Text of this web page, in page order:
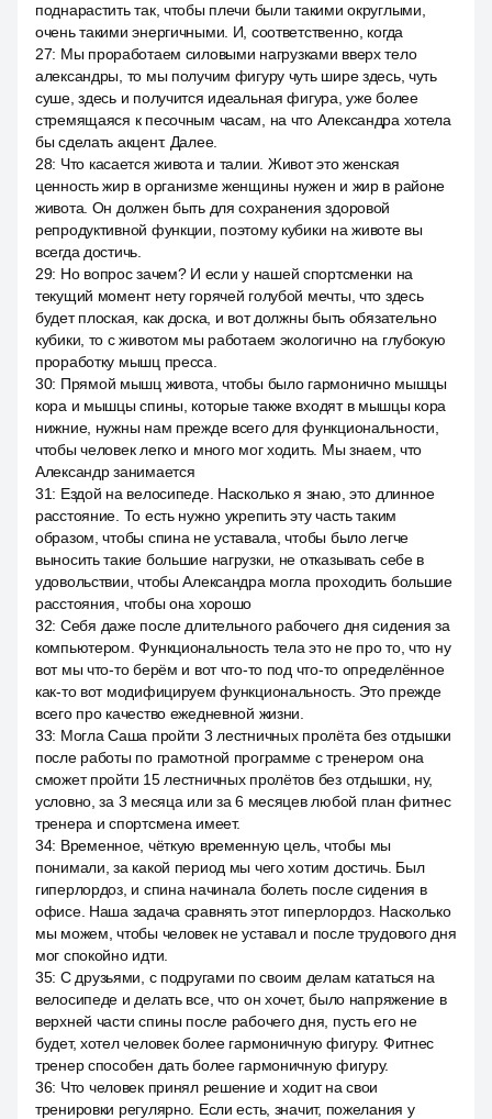
поднарастить так, чтобы плечи были такими округлыми,
очень такими энергичными. И, соответственно, когда
27: Мы проработаем силовыми нагрузками вверх тело
александры, то мы получим фигуру чуть шире здесь, чуть
суше, здесь и получится идеальная фигура, уже более
стремящаяся к песочным часам, на что Александра хотела
бы сделать акцент. Далее.
28: Что касается живота и талии. Живот это женская
ценность жир в организме женщины нужен и жир в районе
живота. Он должен быть для сохранения здоровой
репродуктивной функции, поэтому кубики на животе вы
всегда достичь.
29: Но вопрос зачем? И если у нашей спортсменки на
текущий момент нету горячей голубой мечты, что здесь
будет плоская, как доска, и вот должны быть обязательно
кубики, то с животом мы работаем экологично на глубокую
проработку мышц пресса.
30: Прямой мышц живота, чтобы было гармонично мышцы
кора и мышцы спины, которые также входят в мышцы кора
нижние, нужны нам прежде всего для функциональности,
чтобы человек легко и много мог ходить. Мы знаем, что
Александр занимается
31: Ездой на велосипеде. Насколько я знаю, это длинное
расстояние. То есть нужно укрепить эту часть таким
образом, чтобы спина не уставала, чтобы было легче
выносить такие большие нагрузки, не отказывать себе в
удовольствии, чтобы Александра могла проходить большие
расстояния, чтобы она хорошо
32: Себя даже после длительного рабочего дня сидения за
компьютером. Функциональность тела это не про то, что ну
вот мы что-то берём и вот что-то под что-то определённое
как-то вот модифицируем функциональность. Это прежде
всего про качество ежедневной жизни.
33: Могла Саша пройти 3 лестничных пролёта без отдышки
после работы по грамотной программе с тренером она
сможет пройти 15 лестничных пролётов без отдышки, ну,
условно, за 3 месяца или за 6 месяцев любой план фитнес
тренера и спортсмена имеет.
34: Временное, чёткую временную цель, чтобы мы
понимали, за какой период мы чего хотим достичь. Был
гиперлордоз, и спина начинала болеть после сидения в
офисе. Наша задача сравнять этот гиперлордоз. Насколько
мы можем, чтобы человек не уставал и после трудового дня
мог спокойно идти.
35: С друзьями, с подругами по своим делам кататься на
велосипеде и делать все, что он хочет, было напряжение в
верхней части спины после рабочего дня, пусть его не
будет, хотел человек более гармоничную фигуру. Фитнес
тренер способен дать более гармоничную фигуру.
36: Что человек принял решение и ходит на свои
тренировки регулярно. Если есть, значит, пожелания у